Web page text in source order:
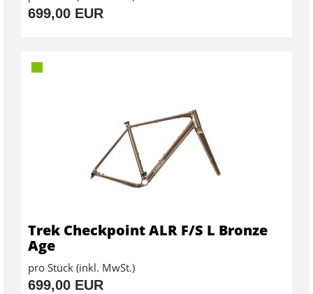
699,00 EUR
Trek Checkpoint ALR F/S L Bronze
Age
pro Stück (inkl. MwSt.)
699,00 EUR